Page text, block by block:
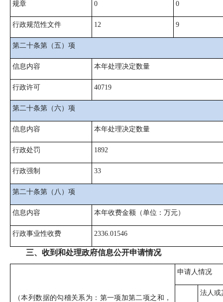
规章 0 0
行政规范性文件 12 9
第二十条第（五）项
信息内容 本年处理决定数量
行政许可 40719
第二十条第（六）项
信息内容 本年处理决定数量
行政处罚 1892
行政强制 33
第二十条第（八）项
信息内容 本年收费金额（单位：万元）
行政事业性收费 2336.01546
三、收到和处理政府信息公开申请情况
（本列数据的勾稽关系为：第一项加第二项之和，
申请人情况
法人或